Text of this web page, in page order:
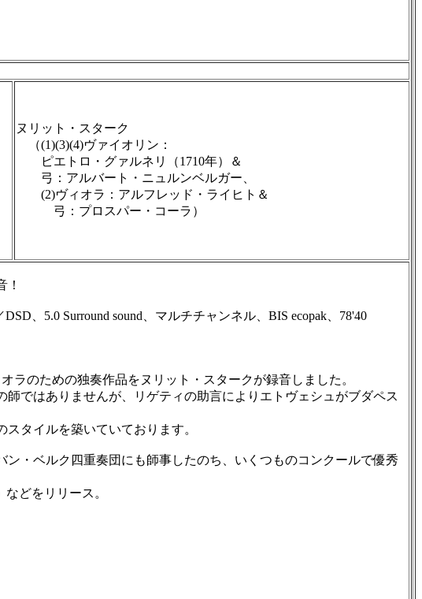
ヌリット・スターク
（(1)(3)(4)ヴァイオリン：
ピエトロ・グァルネリ（1710年）＆
弓：アルバート・ニュルンベルガー、
(2)ヴィオラ：アルフレッド・ライヒト＆
弓：プロスパー・コーラ）
！
、5.0 Surround sound、マルチチャンネル、BIS ecopak、78'40
のための独奏作品をヌリット・スタークが録音しました。
ではありませんが、リゲティの助言によりエトヴェシュがブダペス
タイルを築いていております。
・ベルク四重奏団にも師事したのち、いくつものコンクールで優秀
どをリリース。